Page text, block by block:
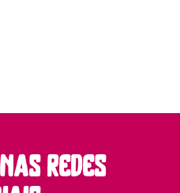
redes